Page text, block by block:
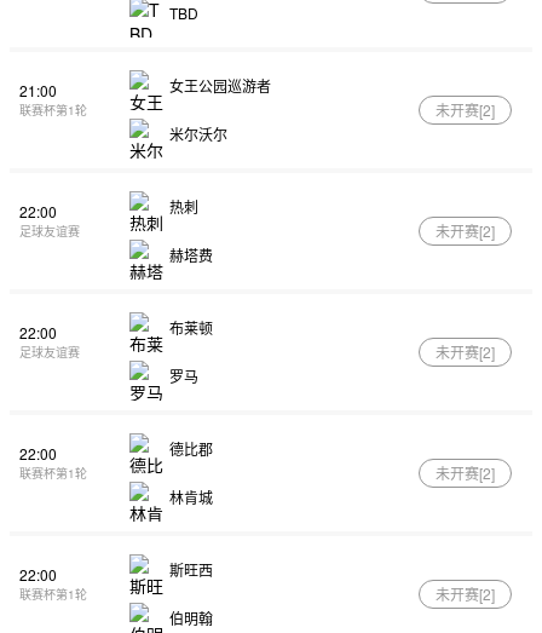
TBD
21:00
联赛杯第1轮
女王公园巡游者
米尔沃尔
未开赛[2]
22:00
足球友谊赛
热刺
赫塔费
未开赛[2]
22:00
足球友谊赛
布莱顿
罗马
未开赛[2]
22:00
联赛杯第1轮
德比郡
林肯城
未开赛[2]
22:00
联赛杯第1轮
斯旺西
伯明翰
未开赛[2]